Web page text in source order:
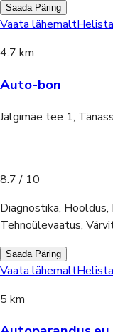
Saada Päring
Vaata lähemaltHelista
4.7 km
Auto-bon
Jälgimäe tee 1,
8.7 / 10
Diagnostika,
Tehnoülevaatus,
Saada Päring
Vaata lähemaltHelista
5 km